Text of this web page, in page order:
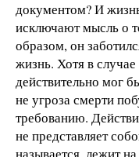
документом? И
исключают мысль о
образом, он
жизнь. Хотя в
действительно мог
не угроза смерти
требованию.
не представляет